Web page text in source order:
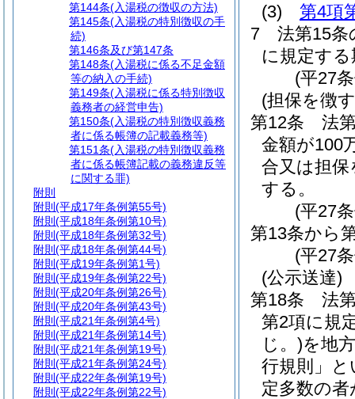
(3)
第4項
7
法第15条
に規定す
(平27
(担保を徴
第12条
法
金額が100
合又は担
する。
(平27
第13条から
(平27
(公示送達)
第18条
法
第2項に規
じ。)を地
行規則」と
定多数の
第144条(入湯税の徴収の方法)
第145条(入湯税の特別徴収の手
続)
第146条及び第147条
第148条(入湯税に係る不足金額
等の納入の手続)
第149条(入湯税に係る特別徴収
義務者の経営申告)
第150条(入湯税の特別徴収義務
者に係る帳簿の記載義務等)
第151条(入湯税の特別徴収義務
者に係る帳簿記載の義務違反等
に関する罪)
附則
附則 (平成17年条例第55号)
附則 (平成18年条例第10号)
附則 (平成18年条例第32号)
附則 (平成18年条例第44号)
附則 (平成19年条例第1号)
附則 (平成19年条例第22号)
附則 (平成20年条例第26号)
附則 (平成20年条例第43号)
附則 (平成21年条例第4号)
附則 (平成21年条例第14号)
附則 (平成21年条例第19号)
附則 (平成21年条例第24号)
附則 (平成22年条例第19号)
附則 (平成22年条例第22号)